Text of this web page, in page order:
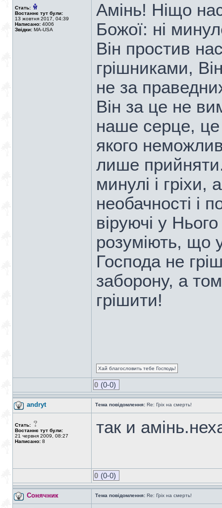
Стать:
Востаннє тут були:
13 жовтня 2017, 04:39
Написано: 4006
Звідки: MA-USA
Амінь! Ніщо
Божої: ні
Він простив
грішниками,
не за
Він за це не
наше серце,
якого
лише
минулі і
необачності і
віруючі у
розуміють, що
Господа не
заборону, а
грішити!
Хай благословить тебе Господь!
0 (0-0)
andryt Тема повідомлення: Re: Гріх на смерть!
Стать:
Востаннє тут були:
21 червня 2009, 08:27
Написано: 8
так и
0 (0-0)
Сонячник Тема повідомлення: Re: Гріх на смерть!